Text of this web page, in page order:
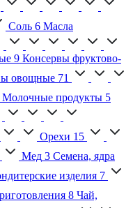
Соль 6 Масла
9 Консервы фруктово-
овощные 71
Молочные продукты 5
Орехи 15
Мед 3 Семена, ядра
изделия 7
8 Чай,